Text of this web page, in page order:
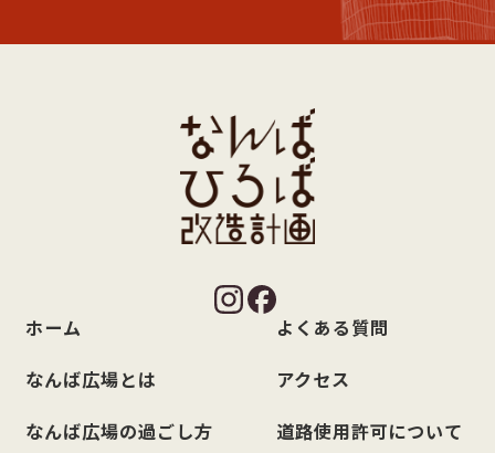
ホーム
なんば広場とは
なんば広場の過ごし方
よくある質問
アクセス
道路使用許可について